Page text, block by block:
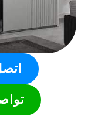
اتصل